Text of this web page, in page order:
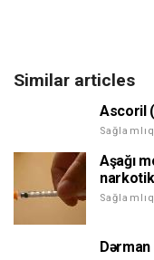
Similar articles
Ascoril
Sağlamlıq
Aşağı
Sağlamlıq